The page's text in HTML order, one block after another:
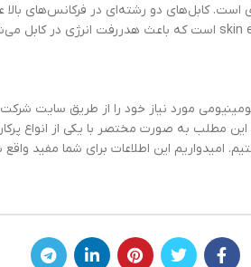
کابل‌های دو رشته‌ای در فرکانس‌های بالا
مورد نیاز خود را از طریق سایت
مطلب به صورت مختصر با یکی از انواع
امیدواریم این اطلاعات برای شما مفید